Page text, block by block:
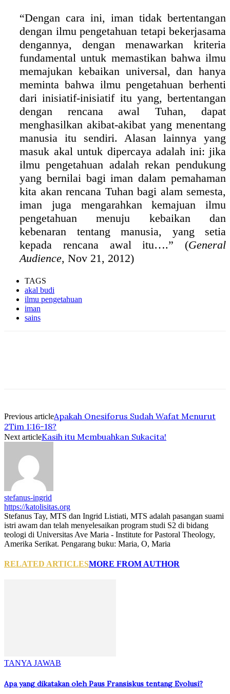
“Dengan cara ini, iman tidak bertentangan
dengan ilmu pengetahuan tetapi bekerjasama
dengannya, dengan menawarkan kriteria
fundamental untuk memastikan bahwa ilmu
memajukan kebaikan universal, dan hanya
meminta bahwa ilmu pengetahuan berhenti
dari inisiatif-inisiatif itu yang, bertentangan
dengan rencana awal Tuhan, dapat
menghasilkan akibat-akibat yang menentang
manusia itu sendiri. Alasan lainnya yang
masuk akal untuk dipercaya adalah ini: jika
ilmu pengetahuan adalah rekan pendukung
yang bernilai bagi iman dalam pemahaman
kita akan rencana Tuhan bagi alam semesta,
iman juga mengarahkan kemajuan ilmu
pengetahuan menuju kebaikan dan
kebenaran tentang manusia, yang setia
kepada rencana awal itu….” (General
Audience, Nov 21, 2012)
TAGS
akal budi
ilmu pengetahuan
iman
sains
Previous articleApakah Onesiforus Sudah Wafat Menurut
2Tim 1:16-18?
Next articleKasih itu Membuahkan Sukacita!
stefanus-ingrid
https://katolisitas.org
Stefanus Tay, MTS dan Ingrid Listiati, MTS adalah pasangan suami
istri awam dan telah menyelesaikan program studi S2 di bidang
teologi di Universitas Ave Maria - Institute for Pastoral Theology,
Amerika Serikat. Pengarang buku: Maria, O, Maria
RELATED ARTICLESMORE FROM AUTHOR
TANYA JAWAB
Apa yang dikatakan oleh Paus Fransiskus tentang Evolusi?